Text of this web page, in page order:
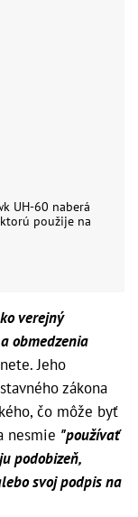
UH-60 naberá
použije na
verejný
obmedzenia
Jeho
zákona
čo môže byť
nesmie "používať
podobizeň,
svoj podpis na